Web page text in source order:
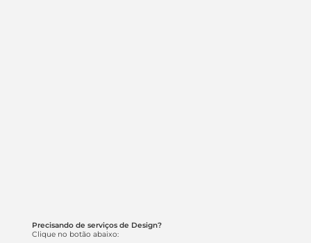
Precisando de serviços de Design?
Clique no botão abaixo: